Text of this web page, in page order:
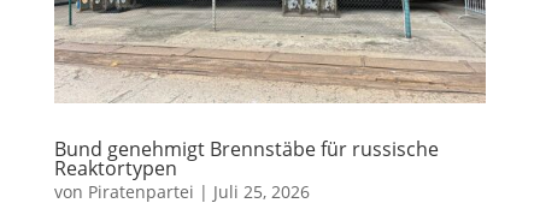
Bund genehmigt Brennstäbe für russische
Reaktortypen
von Piratenpartei | Juli 25, 2026